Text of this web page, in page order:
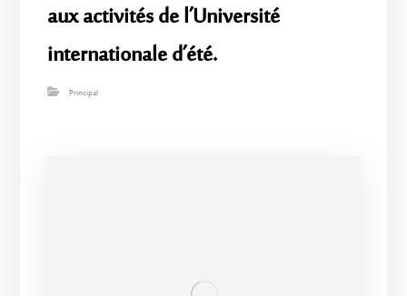
aux activités de l’Université
internationale d’été.
Principal